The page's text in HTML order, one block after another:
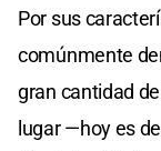
Por sus
comúnmente
gran cantidad
lugar —hoy es